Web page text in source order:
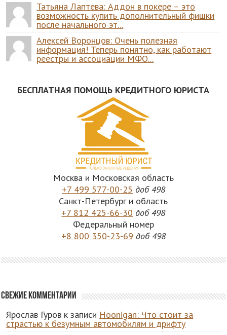
Татьяна Лаптева: Аддон в покере – это
возможность купить дополнительный фишки
после начального эт...
Алексей Воронцов: Очень полезная
информация! Теперь понятно, как работают
реестры и ассоциации МФО...
БЕСПЛАТНАЯ ПОМОЩЬ КРЕДИТНОГО ЮРИСТА
Москва и Московская область
+7 499 577-00-25 доб 498
Санкт-Петербург и область
+7 812 425-66-30 доб 498
Федеральный номер
+8 800 350-23-69 доб 498
Свежие комментарии
Ярослав Гуров к записи Hoonigan: Что стоит за
страстью к безумным автомобилям и дрифту